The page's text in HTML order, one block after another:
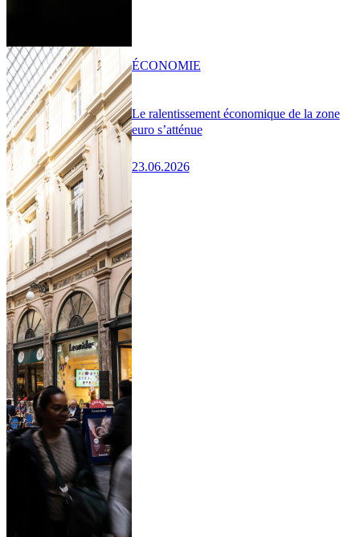
Le ralentissement économique de la zone
euro s’atténue
23.06.2026
ÉCONOMIE